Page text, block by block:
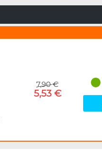
7,90 €
5,53 €